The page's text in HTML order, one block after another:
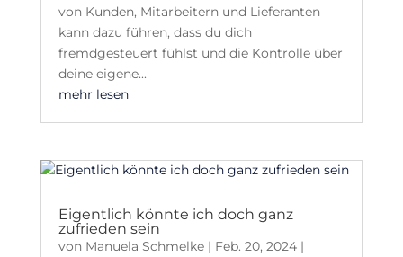
von Kunden, Mitarbeitern und Lieferanten
kann dazu führen, dass du dich
fremdgesteuert fühlst und die Kontrolle über
deine eigene...
mehr lesen
Eigentlich könnte ich doch ganz
zufrieden sein
von Manuela Schmelke| Feb. 20, 2024|